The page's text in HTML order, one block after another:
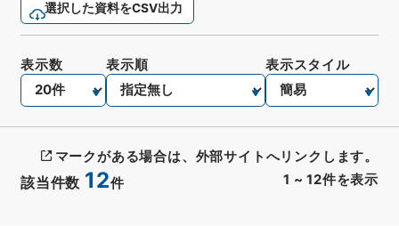
選択した資料をCSV出力
該当件数 12件 1 ~ 12件を表示
表示数 表示順 表示スタイル
マークがある場合は、外部サイトへリンクします。